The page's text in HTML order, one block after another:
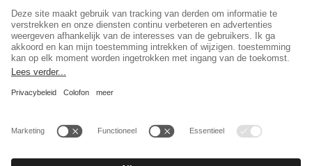
Nederlands
Sociaal Netwerk
© 2026 REPA Holding GmbH. All rights reserved